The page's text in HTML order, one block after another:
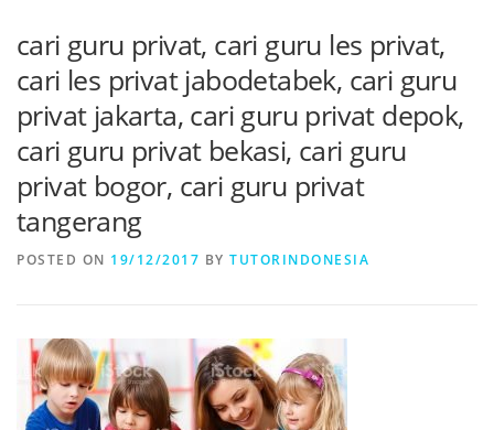
cari guru privat, cari guru les privat,
cari les privat jabodetabek, cari guru
privat jakarta, cari guru privat depok,
cari guru privat bekasi, cari guru
privat bogor, cari guru privat
tangerang
POSTED ON 19/12/2017 BY TUTORINDONESIA